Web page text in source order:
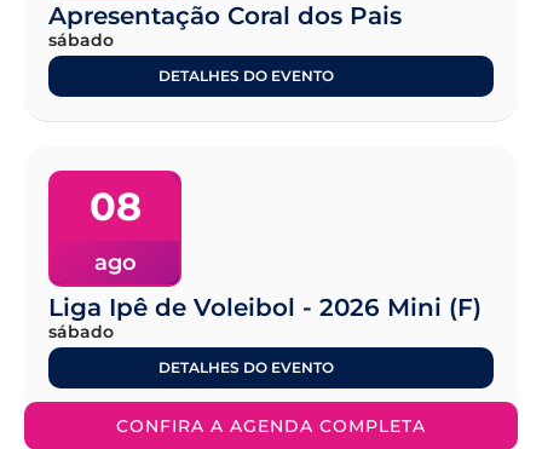
Apresentação Coral dos Pais
sábado
DETALHES DO EVENTO
08
ago
Liga Ipê de Voleibol - 2026 Mini (F)
sábado
DETALHES DO EVENTO
CONFIRA A AGENDA COMPLETA